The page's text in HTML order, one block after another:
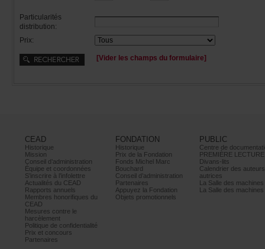
Particularités
distribution:
Prix:
[Viderleschampsduformulaire]
CEAD
Historique
Mission
Conseild’administration
Équipeetcoordonnées
S’inscrireàl’infolettre
ActualitésduCEAD
Rapportsannuels
Membreshonorifiquesdu
CEAD
Mesurescontrele
harcèlement
Politiquedeconfidentialité
Prixetconcours
Partenaires
FONDATION
Historique
PrixdelaFondation
FondsMichelMarc
Bouchard
Conseild’administration
Partenaires
AppuyezlaFondation
Objetspromotionnels
PUBLIC
PREMIÈRELECTURE
Divans-lits
autrices